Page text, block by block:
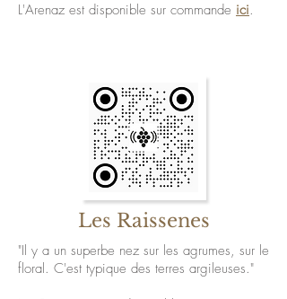
L'Arenaz est disponible sur commande ici.
Les Raissenes
"Il y a un superbe nez sur les agrumes, sur le
floral. C'est typique des terres argileuses."